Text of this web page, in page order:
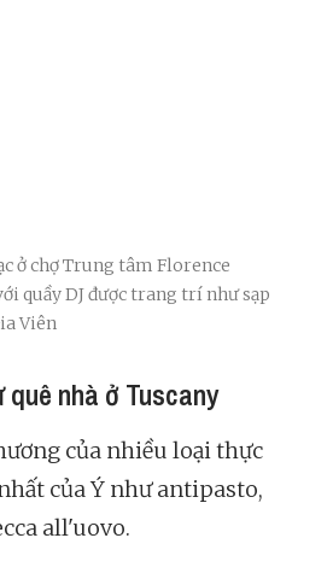
ở chợ Trung tâm Florence
quầy DJ được trang trí như sạp
Viên
nhà ở Tuscany
của nhiều loại thực
của Ý như antipasto,
all'uovo.